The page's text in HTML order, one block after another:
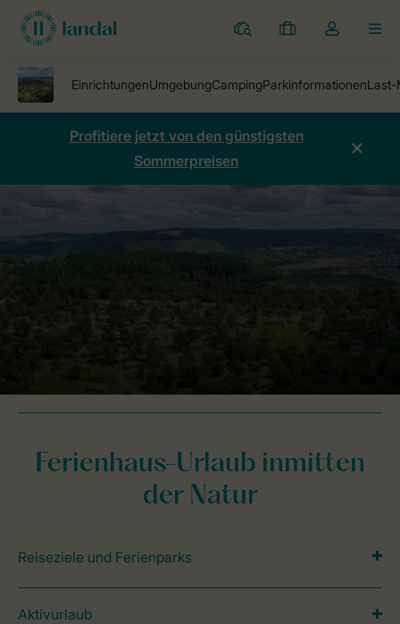
Ferienparks
Meine
Dropdown-
öffnen
Profitiere jetzt von den günstigsten
Sommerpreisen
Ferienhaus-Urlaub inmitten
der Natur
Reiseziele und Ferienparks
Aktivurlaub